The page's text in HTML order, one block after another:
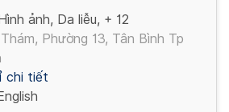
ảnh, Da liễu, + 12
Phường 13, Tân Bình Tp
chi tiết